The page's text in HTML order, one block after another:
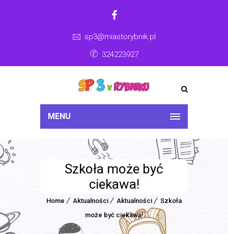
sp3@miastorybnik.pl
324223927
MENU
Szkoła może być
ciekawa!
Home Aktualności Aktualności
Szkoła
może być ciekawa!